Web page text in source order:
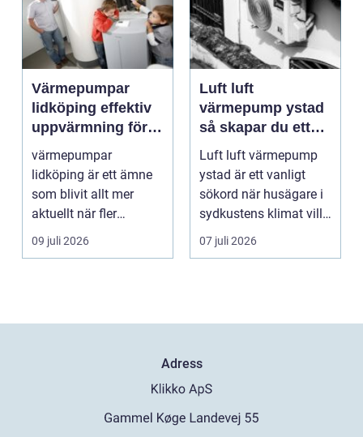
Värmepumpar
lidköping effektiv
uppvärmning för
hus och
fastigheter
värmepumpar
lidköping är ett ämne
som blivit allt mer
aktuellt när fler
fastighetsägare vill
kombine...
09 juli 2026
Luft luft
värmepump ystad
så skapar du ett
behagligt
inomhusklimat
Året om
Luft luft värmepump
ystad är ett vanligt
sökord när husägare i
sydkustens klimat vill
hitta ett smar...
07 juli 2026
Adress